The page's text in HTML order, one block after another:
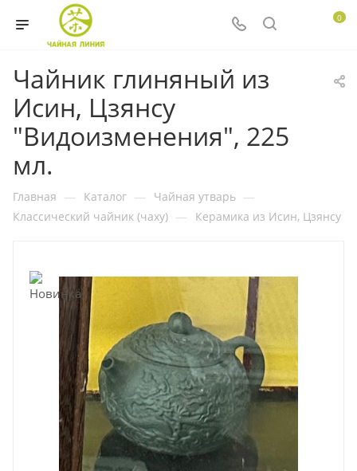
0
Чайник глиняный из
Исин, Цзянсу
"Видоизменения", 225
мл.
Главная — Каталог — Чайная утварь —
Классический чайник (чаху) — Керамика из Исин, Цзянсу